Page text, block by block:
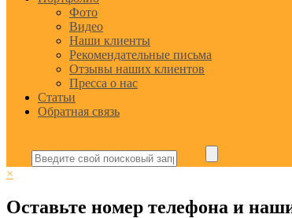
Фото
Видео
Наши клиенты
Рекомендательные письма
Отзывы наших клиентов
Пресса о нас
Статьи
Обратная связь
×
Оставьте номер телефона и